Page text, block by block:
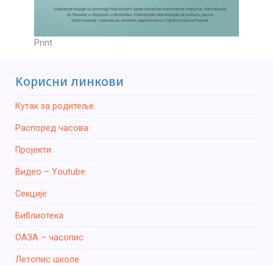
Print
Kорисни линкови
Кутак за родитеље
Распоред часова
Пројекти
Видео – Youtube
Секције
Библиотека
ОАЗА – часопис
Летопис школе